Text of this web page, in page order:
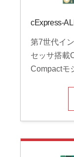
cExpress-
第7世代イ
セッサ搭載
Compactモ